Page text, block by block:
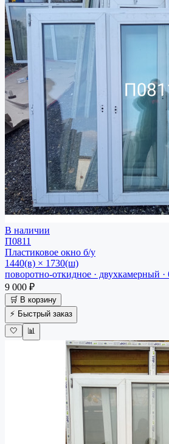
В наличии
П0811
Пластиковое окно б/у
1440(в) × 1730(ш)
поворотно-откидное · двухкамерный
9 000 ₽
🛒 В корзину
⚡ Быстрый заказ
🤍
📊